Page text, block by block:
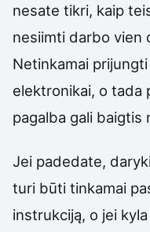
nesate tikri, kaip
nesiimti darbo vien
Netinkamai
elektronikai, o tada
pagalba gali baigtis
Jei padedate,
turi būti tinkamai
instrukciją, o jei